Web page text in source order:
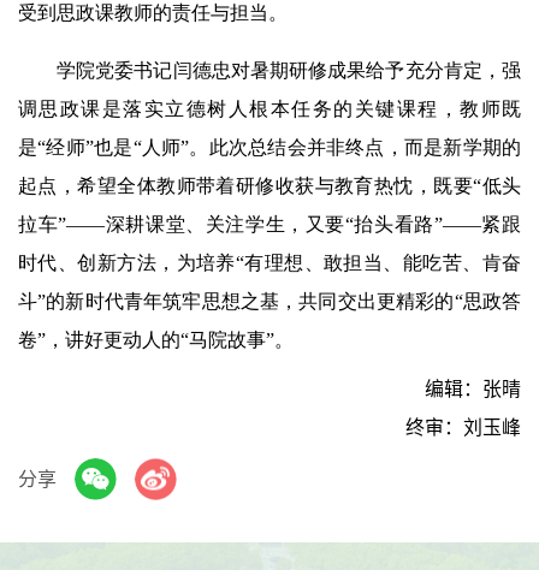
受到思政课教师的责任与担当。
学院党委书记闫德忠对暑期研修成果给予充分肯定，强
调思政课是落实立德树人根本任务的关键课程，教师既
是“经师”也是“人师”。此次总结会并非终点，而是新学期的
起点，希望全体教师带着研修收获与教育热忱，既要“低头
拉车”——深耕课堂、关注学生，又要“抬头看路”——紧跟
时代、创新方法，为培养“有理想、敢担当、能吃苦、肯奋
斗”的新时代青年筑牢思想之基，共同交出更精彩的“思政答
卷”，讲好更动人的“马院故事”。
编辑：张晴
终审：刘玉峰
分享